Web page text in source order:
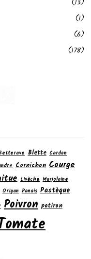
(13)
(1)
(6)
(178)
Blette Cardon
Cornichon Courge
Livèche Marjolaine
Origan Panais Pastèque
Poivron potiron